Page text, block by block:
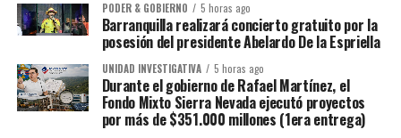
PODER & GOBIERNO 5 horas ago
Barranquilla realizará concierto gratuito por la
posesión del presidente Abelardo De la Espriella
UNIDAD INVESTIGATIVA 5 horas ago
Durante el gobierno de Rafael Martínez, el
Fondo Mixto Sierra Nevada ejecutó proyectos
por más de $351.000 millones (1era entrega)